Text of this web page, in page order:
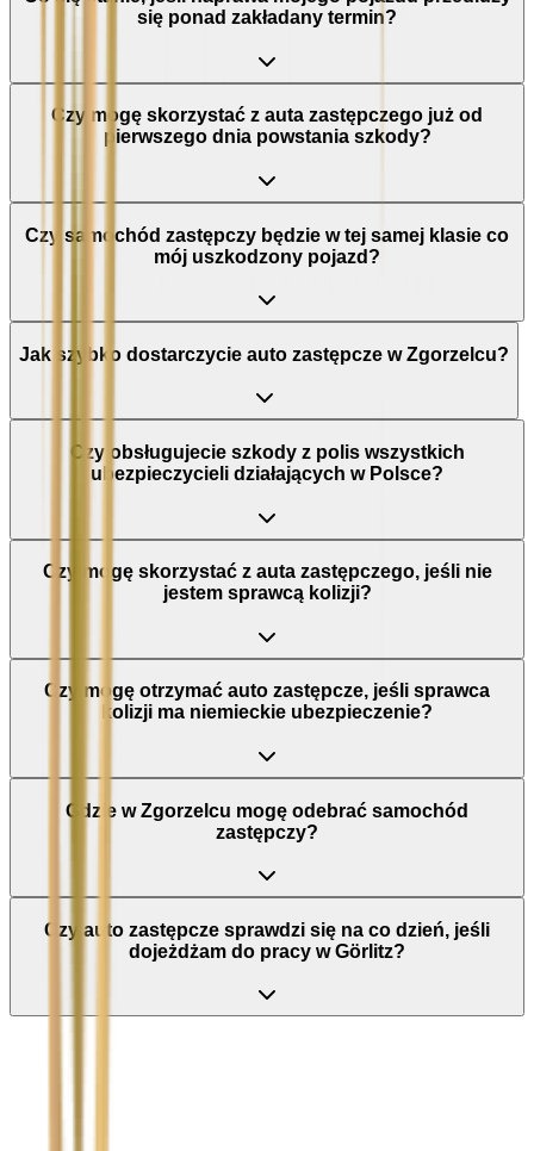
się ponad zakładany termin?
Czy mogę skorzystać z auta zastępczego już od
pierwszego dnia powstania szkody?
Czy samochód zastępczy będzie w tej samej klasie co
mój uszkodzony pojazd?
Jak szybko dostarczycie auto zastępcze w Zgorzelcu?
Czy obsługujecie szkody z polis wszystkich
ubezpieczycieli działających w Polsce?
Czy mogę skorzystać z auta zastępczego, jeśli nie
jestem sprawcą kolizji?
Czy mogę otrzymać auto zastępcze, jeśli sprawca
kolizji ma niemieckie ubezpieczenie?
Gdzie w Zgorzelcu mogę odebrać samochód
zastępczy?
Czy auto zastępcze sprawdzi się na co dzień, jeśli
dojeżdżam do pracy w Görlitz?